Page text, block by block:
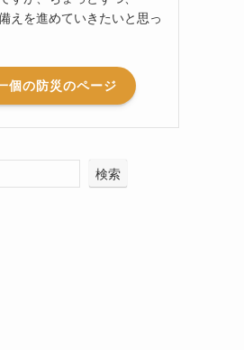
えを進めていきたいと思っ
個の防災のページ
検索